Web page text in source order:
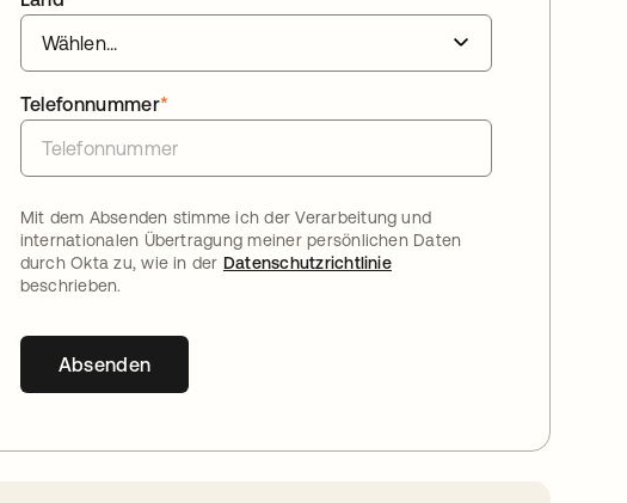
*
Telefonnummer
Mit dem Absenden stimme ich der Verarbeitung und
internationalen Übertragung meiner persönlichen Daten
durch Okta zu, wie in der Datenschutzrichtlinie
beschrieben.
Absenden